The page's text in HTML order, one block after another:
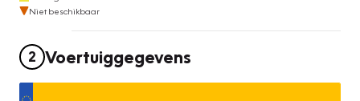
Niet beschikbaar
2 Voertuiggegevens